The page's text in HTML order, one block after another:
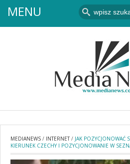
MENU
MEDIANEWS / INTERNET/ JAK POZYCJONOWAĆ
KIERUNEK CZECHY I POZYCJONOWANIE W